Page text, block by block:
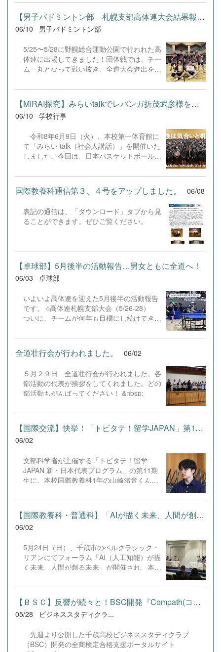
習、会計財務諸表、3級仕訳分類クイズビジ
ネス文書関連：そうめん打英語関連：全商英
グ、2級対策、対話文の応答、LISTENING、
3...
バドミントン #旭川 #感謝 #挑戦 #チーム千
歳 #全力プレー
【男子バドミントン部 札幌支部高体連大会結果報告】
06/10 男子バドミントン部
5/25〜5/28に野幌総合運動公園で行われた高
体連に出場してきました！団体戦では、チー
ム一丸となって戦い抜き、全道大会進出を決
た皆さま、本当にありがとうございました！
一人ひとりが最後まで諦めずにプレーし、こ
の結果につなげることができました。 次は
全道大会に向けて、さらにレベルアップでき
に 「リクルートスタッフィング リック＆ス
ー旭川体育館」にて行われます！引き続き応
援よろしくお願いします！
【MIRAI探究】みらいtalkでレバンガ折茂武彦様を招聘
06/10 学校行事
令和8年6月9日（火）、本校第一体育館に
て「みらい talk（社会人講話）」を開催いた
しました。今回は、日本バスケットボール界
いる株式会社レバンガ北海道 代表取締役社
長の折茂 武彦 様をお招きし、「北海道と未
来のために ～選手として、経営者として
茂様からは、プロ選手や経営者としての経験
に基づき、人生を切り拓くための「情熱・覚
に、自らの可能性を広げるために「行動・継
続・挑戦し続けること」、そして「最後は気
合と根性が必要」という力強いお言葉が印象
的でした。 受講した生徒からは、 「悩む時
間は無駄。失敗を引きずらずポジティブに切
り替えたい」「挨拶など、当たり前の基準を
上げていこうと思った」「進路に迷っていた
が、1%でも可能性があるなら自分のやりた
大きな刺激となったようです。 お忙しい
ただきました保護者の皆様に心より厚く御礼
申...
国際教養科通信第３、４号をアップしました。 06/08
表記の通信は、「ダウンロード」タブから見
ることができます。ぜひご覧ください。
【卓球部】5月後半の活動報告…男女ともに全道へ！
06/03 卓球部
いよいよ高体連を迎えた5月後半の活動報告
です。 ○高体連札幌支部大会（5/26-28）
ついに、チームが何年も目標にし続けてきた
した！ ☆学校対抗（団体戦）男子：3回戦で
第7シードの札幌北陵高校に競り勝ち、ベス
ト8で全道代表権を獲得！女子：第4シード
シードの札幌大谷高校を相手に、一歩も引か
ない素晴らしい戦いを見せてくれました。
☆個人戦シングルス男子： 吉田（ベスト
を制す）見事、シングルスでも2名が全道へ
の切符を掴み取りました！ ダブルスでの悔
しい敗戦もありましたが、ベンチメンバー
高」として一つになって戦い抜いた、最高の
3日間でした。平日の開催にもかかわらず、
会場へ駆けつけ熱い声援を送ってくださった
保護者のみなさま、卒業生のみなさん、本当
会。札幌支部の代表として、一つでも多く勝
利を重ねられるよう、さらに強くなって挑み
スト８） 2回戦 ...
全道壮行会が行われました。 06/02
５月２９日 全道壮行会が行われました。各
部活動の代表が挨拶をしてくれました。どの
部活動もがんばってください！ &nbsp;
【国際交流】快挙！「トビタテ！留学JAPAN」第11期生に山崎渚音く...
06/02
文部科学省が主催する「トビタテ！留学
JAPAN 新・日本代表プログラム」の第11期
生に、本校国際教養科1年の山崎渚音くんが
から8月15日までの約1ヶ月間、ニュージー
ランドのティマル市へ渡航します。全国から
優秀な学生が集う極めて高い倍率の中、自身
の熱い想いを込めた自主企画が評価されての
動に携わってきた山崎くんは、近年減少傾向
にある恵庭市と姉妹都市であるティマル市と
の交流を再活性化させたいと一念発起。現地
く、得意のプログラミングを活かした
「esports大会」を自ら企画・開催し、帰国
後には両都市をオンラインで繋ぐ大規模な対
戦イベントの実施を目指します。 日本のア
を、教員として大変誇らしく思います。激変
する国際情勢や円安という逆境の中でも、志
【国際教養科・普通科】「AIが描く未来、人間が創る未来」フォー...
06/02
5月24日（日）、千歳市のベルクラシック・
リアンにてフォーラム「AI（人工知能）が描
く未来、人間が創る未来」が開催され、本校
の佐々木諒大くんが参加しました。第一線で
活躍する専門家の講演に続き、両名はパネル
ディスカッションに登壇し、一般の参加者や
専門家を前に高校生としての意見を堂々と発
藤さんは、ディスカッションの中で「AIの多
用による対話の減少への懸念」や「AI音声へ
【ＢＳＣ】反響が続々と！BSC開発『Compath(コンパス)』
05/28 ビジネススタディクラ...
先週より公開した千歳高校ビジネススタディクラブ
（BSC）開発の全商検定合格支援ポータルサイト